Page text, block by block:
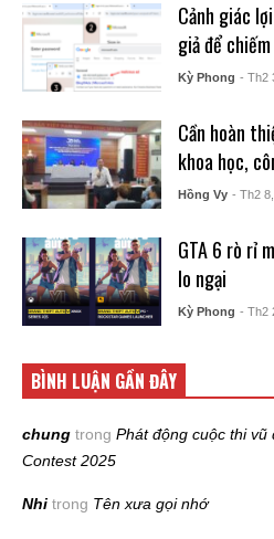
Cảnh giác
giả để
Kỳ Phong - Th2
Cần hoàn
khoa học,
Hồng Vy - Th2
GTA 6 rò rỉ
lo ngại
Kỳ Phong - Th2
BÌNH LUẬN GẦN ĐÂY
chung trong Phát động cuộc thi vũ
Contest 2025
Nhi trong Tên xưa gọi nhớ